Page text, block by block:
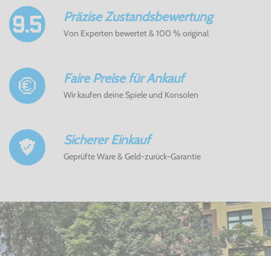
Präzise Zustandsbewertung
Von Experten bewertet & 100 % original
Faire Preise für Ankauf
Wir kaufen deine Spiele und Konsolen
Sicherer Einkauf
Geprüfte Ware & Geld-zurück-Garantie